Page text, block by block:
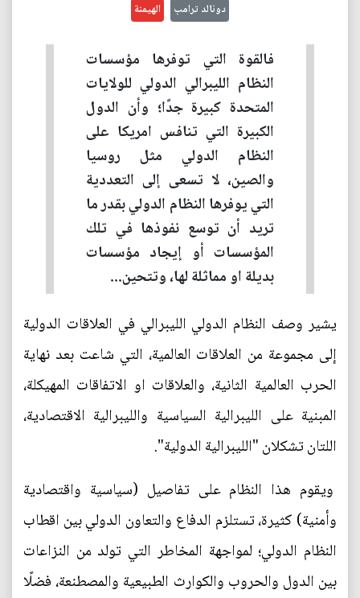
دونالد ترامب الهيمنة
فالقوة التي توفرها مؤسسات
النظام الليبرالي الدولي للولايات
المتحدة كبيرة جدًا؛ وأن الدول
الكبيرة التي تنافس امريكا على
النظام الدولي مثل روسيا
والصين، لا تسعى إلى التعددية
التي يوفرها النظام الدولي بقدر ما
تريد أن توسع نفوذها في تلك
المؤسسات أو إيجاد مؤسسات
بديلة او مماثلة لها، وتتحين...
يشير وصف النظام الدولي الليبرالي في العلاقات الدولية
إلى مجموعة من العلاقات العالمية، التي شاعت بعد نهاية
الحرب العالمية الثانية، والعلاقات او الاتفاقات المهيكلة،
المبنية على الليبرالية السياسية والليبرالية الاقتصادية،
اللتان تشكلان "الليبرالية الدولية".
ويقوم هذا النظام على تفاصيل (سياسية واقتصادية
وأمنية) كثيرة، تستلزم الدفاع والتعاون الدولي بين اقطاب
النظام الدولي؛ لمواجهة المخاطر التي تولد من النزاعات
بين الدول والحروب والكوارث الطبيعية والمصطنعة، فضلًا